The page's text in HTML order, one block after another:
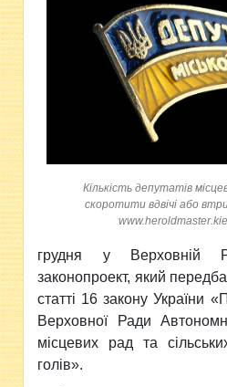
Кількість депутатів
скоротити вдвічі або
грудня у Верховній
законопроект, який
статті 16 закону України
Верховної Ради
місцевих рад та
голів».